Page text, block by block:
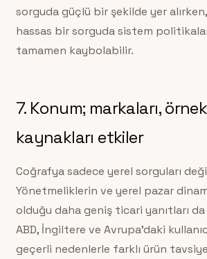
sorguda güçlü bir şekilde yer
hassas bir sorguda sistem
tamamen kaybolabilir.
7. Konum; markaları,
kaynakları etkiler
Coğrafya sadece yerel sorguları
Yönetmeliklerin ve yerel pazar
olduğu daha geniş ticari yanıtları
ABD, İngiltere ve Avrupa’daki
geçerli nedenlerle farklı ürün